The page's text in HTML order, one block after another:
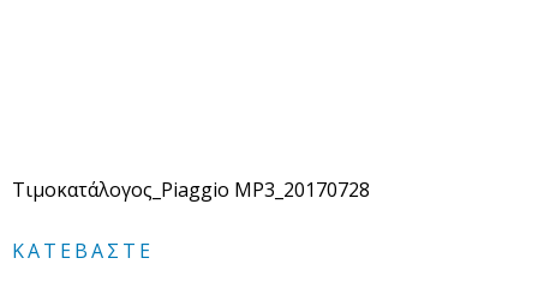
Τιμοκατάλογος_Piaggio MP3_20170728
ΚΑΤΕΒΆΣΤΕ